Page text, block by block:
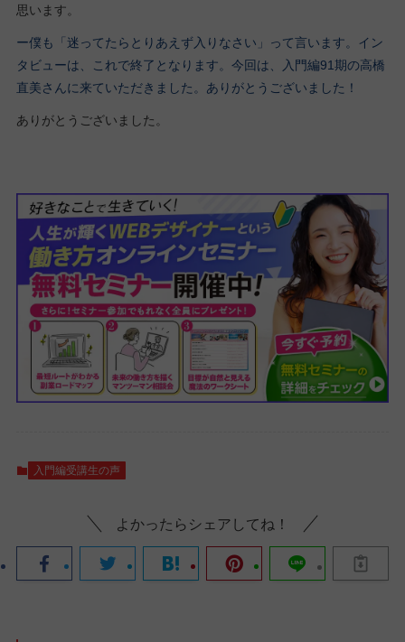
思います。
ー僕も「迷ってたらとりあえず入りなさい」って言います。 イン
タビューは、これで終了となります。今回は、入門編91期の高橋
直美さんに来ていただきました。ありがとうございました！
ありがとうございました。
入門編受講生の声
よかったらシェアしてね！